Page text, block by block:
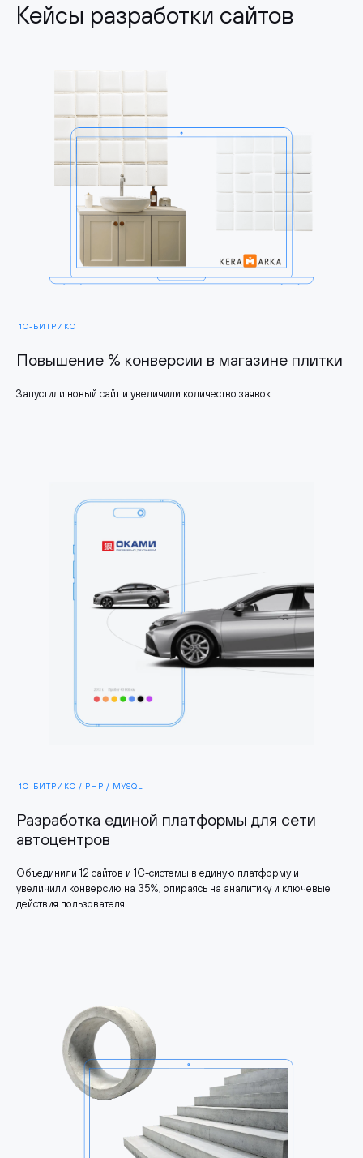
Кейсы разработки сайтов
1С-БИТРИКС
Повышение % конверсии в магазине плитки
Запустили новый сайт и увеличили количество заявок
1С-БИТРИКС / PHP / MYSQL
Разработка единой платформы для сети
автоцентров
Объединили 12 сайтов и 1С-системы в единую платформу и
увеличили конверсию на 35%, опираясь на аналитику и ключевые
действия пользователя